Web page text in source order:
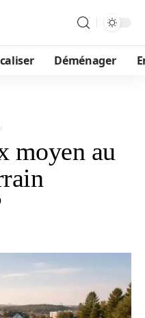
Déménager
moyen au